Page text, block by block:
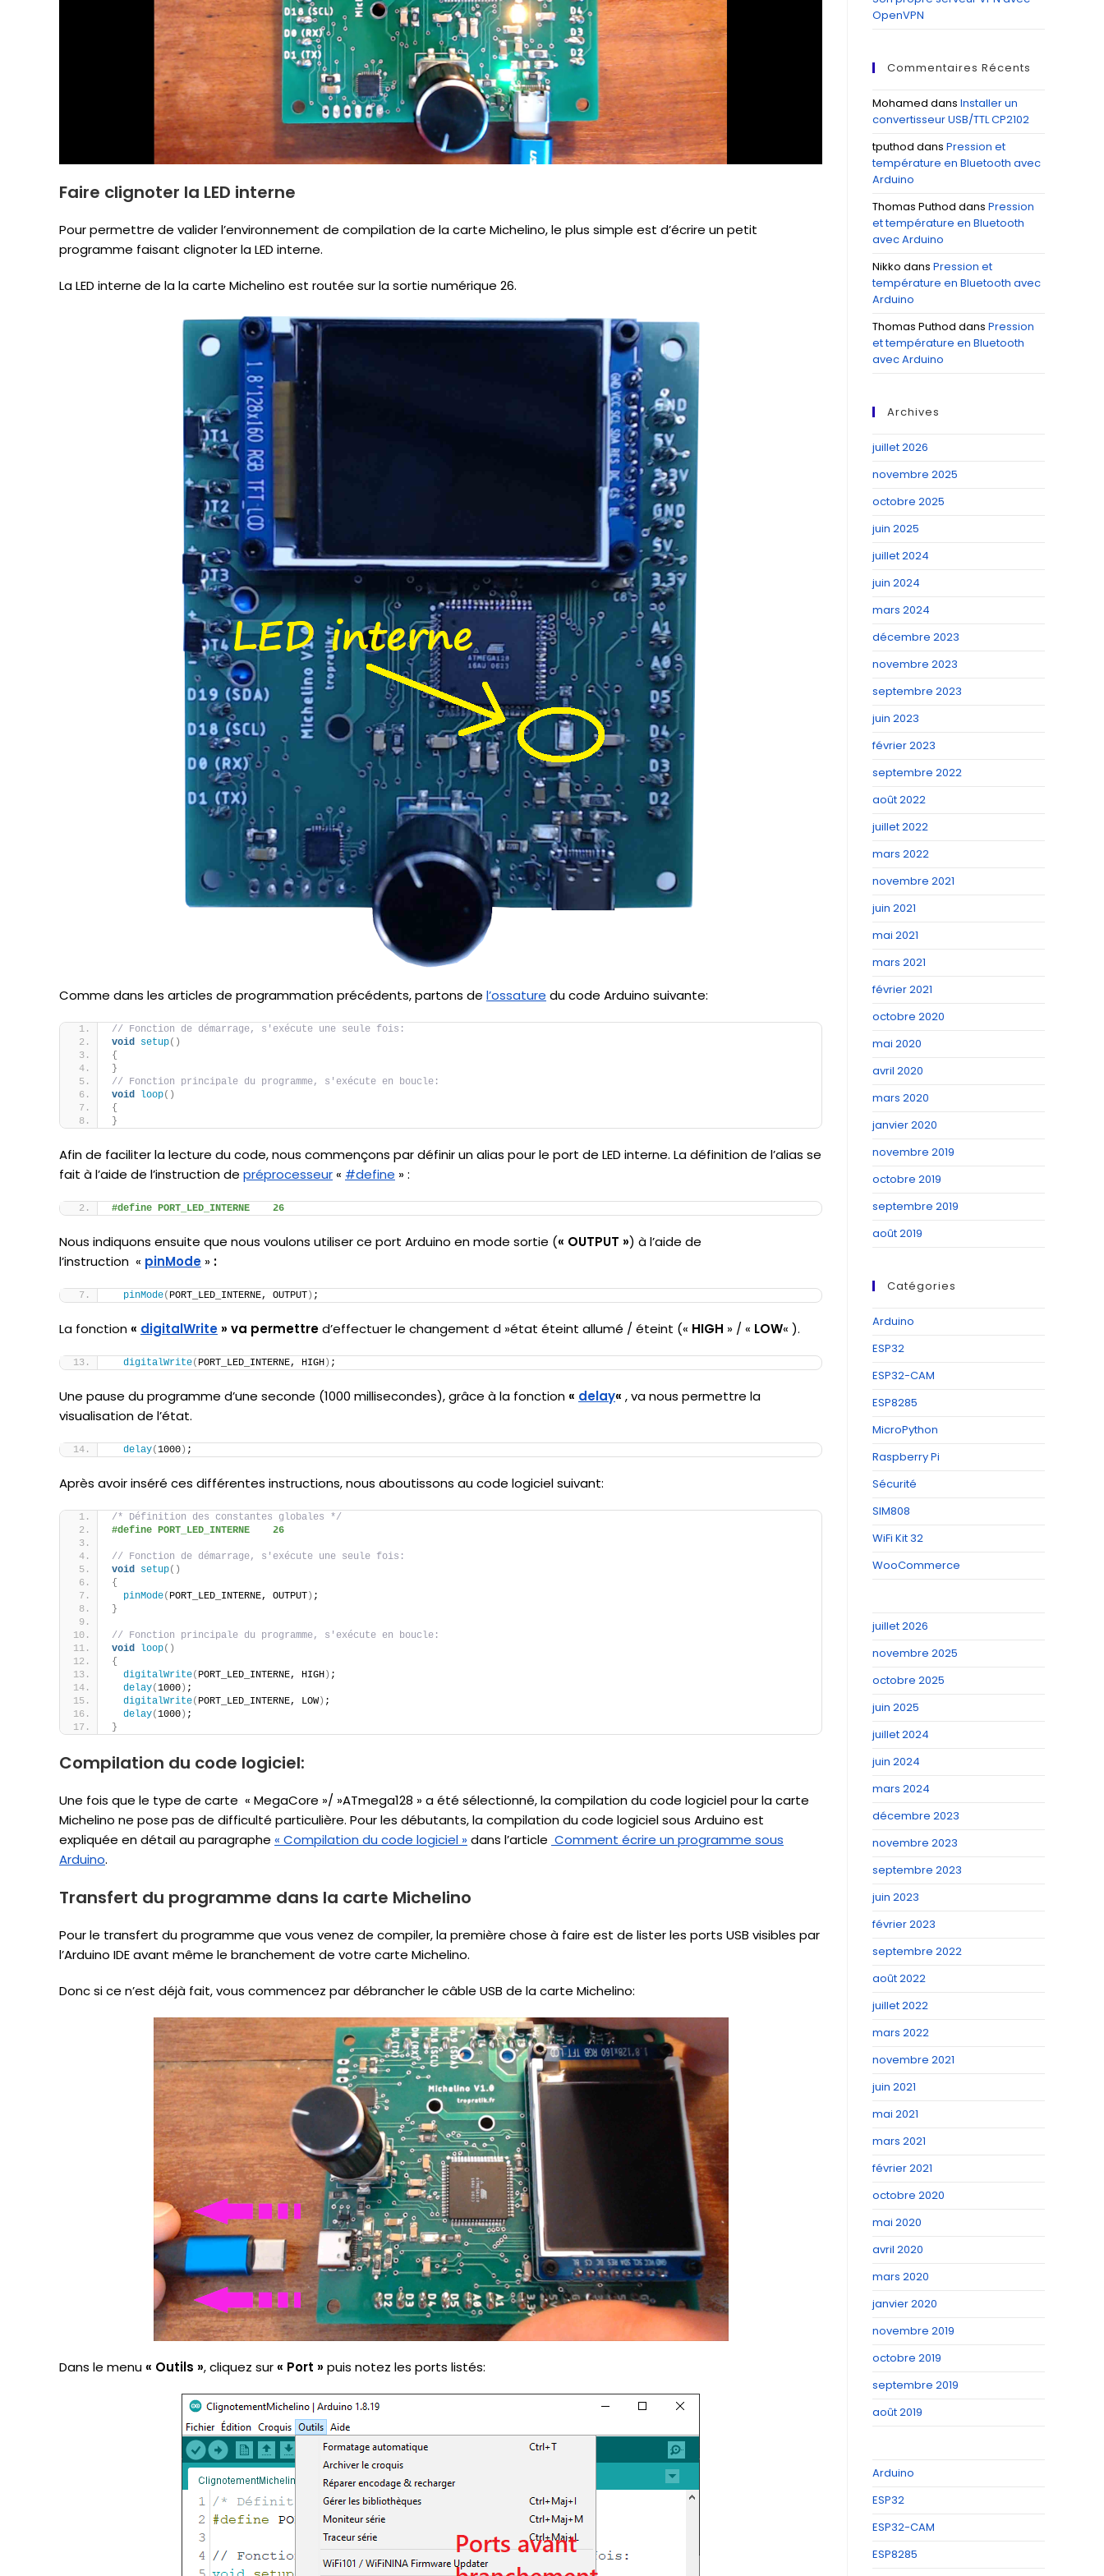
Faire clignoter la LED interne
Pour permettre de valider l’environnement de compilation de la carte Michelino, le plus simple est d’écrire un petit
programme faisant clignoter la LED interne.
La LED interne de la la carte Michelino est routée sur la sortie numérique 26.
Comme dans les articles de programmation précédents, partons de l’ossature du code Arduino suivante:
// Fonction de démarrage, s'exécute une seule fois:
void
setup()
{
}
// Fonction principale du programme, s'exécute en boucle:
void
loop()
{
}
Afin de faciliter la lecture du code, nous commençons par définir un alias pour le port de LED interne. La définition de l’alias se
fait à l’aide de l’instruction de préprocesseur« #define » :
#define PORT_LED_INTERNE    26
Nous indiquons ensuite que nous voulons utiliser ce port Arduino en mode sortie (« OUTPUT ») à l’aide de
l’instruction « pinMode » :
pinMode( PORT_LED_INTERNE, OUTPUT) ;
La fonction« digitalWrite » va permettred’effectuer le changement d »état éteint allumé / éteint (« HIGH » / « LOW« ).
digitalWrite( PORT_LED_INTERNE, HIGH) ;
Une pause du programme d’une seconde (1000 millisecondes), grâce à la fonction« delay« , va nous permettre la
visualisation de l’état.
delay(1000) ;
Après avoir inséré ces différentes instructions, nous aboutissons au code logiciel suivant:
/* Définition des constantes globales */
#define PORT_LED_INTERNE    26
// Fonction de démarrage, s'exécute une seule fois:
void
setup()
{
pinMode( PORT_LED_INTERNE, OUTPUT) ;
}
// Fonction principale du programme, s'exécute en boucle:
void
loop()
{
digitalWrite( PORT_LED_INTERNE, HIGH) ;
delay(1000) ;
digitalWrite( PORT_LED_INTERNE, LOW) ;
delay(1000) ;
}
Compilation du code logiciel:
Une fois que le type de carte « MegaCore »/ »ATmega128 » a été sélectionné, la compilation du code logiciel pour la carte
Michelino ne pose pas de difficulté particulière. Pour les débutants, la compilation du code logiciel sous Arduino est
expliquée en détail au paragraphe « Compilation du code logiciel » dans l’article Comment écrire un programme sous
Arduino.
Transfert du programme dans la carte Michelino
Pour le transfert du programme que vous venez de compiler, la première chose à faire est de lister les ports USB visibles par
l’Arduino IDE avant même le branchement de votre carte Michelino.
Donc si ce n’est déjà fait, vous commencez par débrancher le câble USB de la carte Michelino:
Dans le menu« Outils », cliquez sur« Port » puis notez les ports listés:
OpenVPN
Commentaires Récents
Mohamed dans Installer un
convertisseur USB/TTL CP2102
tputhod dans Pression et
température en Bluetooth avec
Arduino
Thomas Puthod dans Pression
et température en Bluetooth
avec Arduino
Nikko dans Pression et
température en Bluetooth avec
Arduino
Thomas Puthod dans Pression
et température en Bluetooth
avec Arduino
Archives
juillet 2026
novembre 2025
octobre 2025
juin 2025
juillet 2024
juin 2024
mars 2024
décembre 2023
novembre 2023
septembre 2023
juin 2023
février 2023
septembre 2022
août 2022
juillet 2022
mars 2022
novembre 2021
juin 2021
mai 2021
mars 2021
février 2021
octobre 2020
mai 2020
avril 2020
mars 2020
janvier 2020
novembre 2019
octobre 2019
septembre 2019
août 2019
Catégories
Arduino
ESP32
ESP32-CAM
ESP8285
MicroPython
Raspberry Pi
Sécurité
SIM808
WiFi Kit 32
WooCommerce
juillet 2026
novembre 2025
octobre 2025
juin 2025
juillet 2024
juin 2024
mars 2024
décembre 2023
novembre 2023
septembre 2023
juin 2023
février 2023
septembre 2022
août 2022
juillet 2022
mars 2022
novembre 2021
juin 2021
mai 2021
mars 2021
février 2021
octobre 2020
mai 2020
avril 2020
mars 2020
janvier 2020
novembre 2019
octobre 2019
septembre 2019
août 2019
Arduino
ESP32
ESP32-CAM
ESP8285